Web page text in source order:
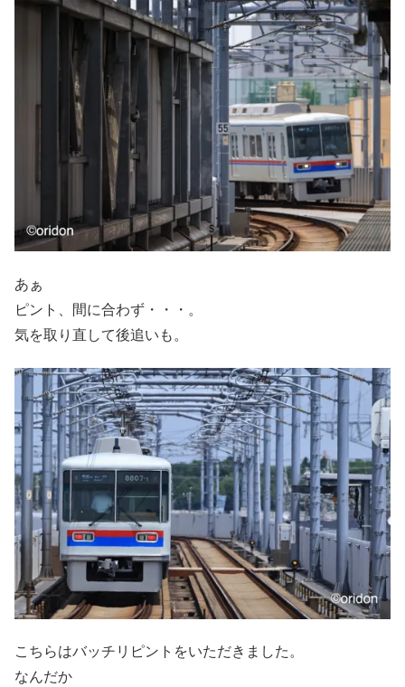
あぁ
ピント、間に合わず・・・。
気を取り直して後追いも。
こちらはバッチリピントをいただきました。
なんだか